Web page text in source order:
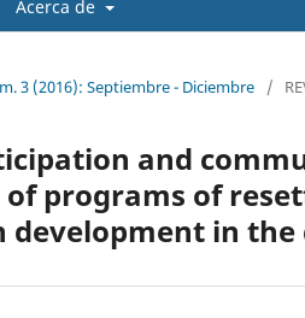
Acerca de
3 (2016): Septiembre - Diciembre /
and
programs of
development in